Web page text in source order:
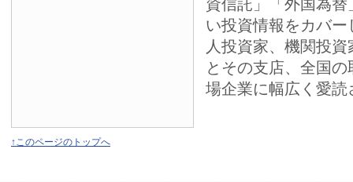
資信託」「外国為
い投資情報をカバ
人投資家、機関投
とその支店、全国
場企業に幅広く愛読
↑このページのトップへ